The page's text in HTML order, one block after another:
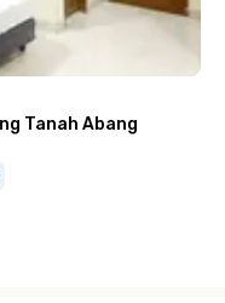
Tanah Abang